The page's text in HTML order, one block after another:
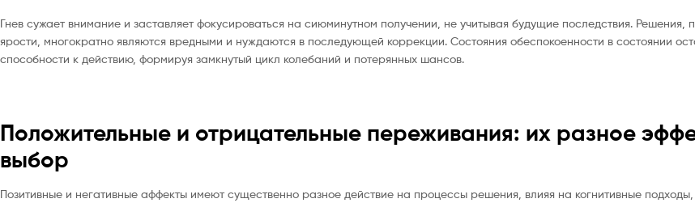
Гнев сужает внимание и заставляет фокусироваться на сиюминутном получении, не учитывая будущие последствия. Решения,
ярости, многократно являются вредными и нуждаются в последующей коррекции. Состояния обеспокоенности в состоянии
способности к действию, формируя замкнутый цикл колебаний и потерянных шансов.
Положительные и отрицательные переживания: их разное
выбор
Позитивные и негативные аффекты имеют существенно разное действие на процессы решения, влияя на когнитивные